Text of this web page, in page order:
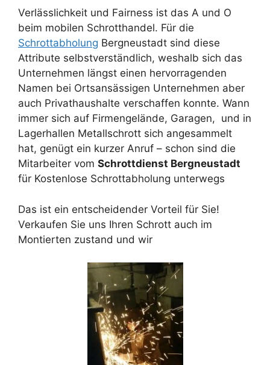
Verlässlichkeit und Fairness ist das A und O
beim mobilen Schrotthandel. Für die
Schrottabholung Bergneustadt sind diese
Attribute selbstverständlich, weshalb sich das
Unternehmen längst einen hervorragenden
Namen bei Ortsansässigen Unternehmen aber
auch Privathaushalte verschaffen konnte. Wann
immer sich auf Firmengelände, Garagen, und in
Lagerhallen Metallschrott sich angesammelt
hat, genügt ein kurzer Anruf – schon sind die
Mitarbeiter vom Schrottdienst Bergneustadt
für Kostenlose Schrottabholung unterwegs
Das ist ein entscheidender Vorteil für Sie!
Verkaufen Sie uns Ihren Schrott auch im
Montierten zustand und wir